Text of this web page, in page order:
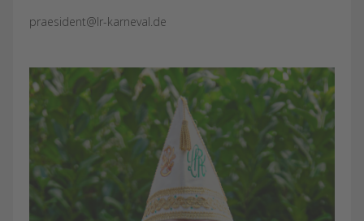
praesident@lr-karneval.de